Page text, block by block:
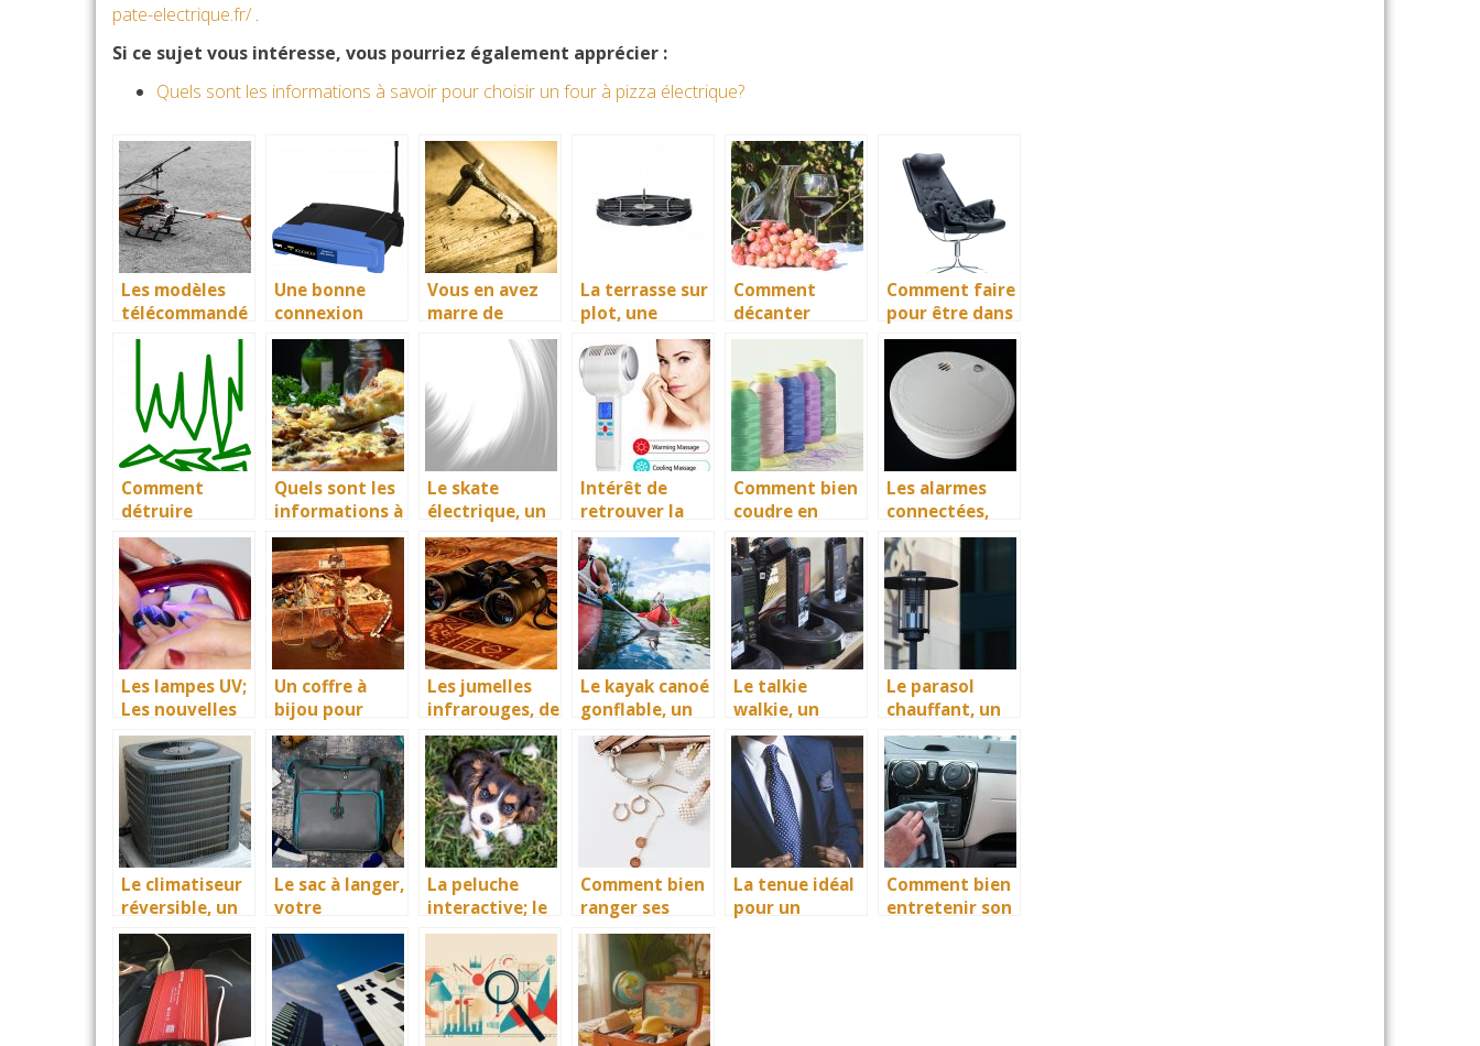
pate-electrique.fr/ .
Si ce sujet vous intéresse, vous pourriez également apprécier :
Quels sont les informations à savoir pour choisir un four à pizza électrique?
Les modèles
télécommandé
s, plus
sophistiqués
que jamais!
Une bonne
connexion
nécessite un
routeur 4g
Vous en avez
marre de
perdre vos
La terrasse sur
plot, une
nouvelle forme
de terrasse
esthétique et à
moindre coût
Comment
décanter
facilement le
Comment faire
pour être dans
le meilleur
confort lors
des parties de
gaming ?
Comment
détruire
minutieuseme
nt des
documents
importants?
Quels sont les
informations à
savoir pour
choisir un four
à pizza
électrique?
Le skate
électrique, un
moyen de
transport
innovateur et
facilitateur
pour assurer
un excellent
déplacement
Intérêt de
retrouver la
santé grâce
aux bienfaits
de l’appareil
crythérapie
Comment bien
coudre en
gagnant du
temps ? La
machine à
broder bien sûr
Les alarmes
connectées,
d’excellents
accessoires de
surveillance
des biens et
des personnes
Les lampes UV;
Les nouvelles
stars de la
cosmétique
Un coffre à
bijou pour
empêcher la
dégradation de
vos bijoux de
valeur
Les jumelles
infrarouges, de
véritables
accessoires de
vision
nocturne pour
tous types
d’activités
nocturne
Le kayak canoé
gonflable, un
bon
équipement de
divertissement
nautique
Le talkie
walkie, un
moyen de
communicatio
n pour tous
Le parasol
chauffant, un
accessoire
idéal de
diffusion de la
chaleur
Le climatiseur
réversible, un
véritable
moyen de
rafraichir
votre cadre de
vie
Le sac à langer,
votre
partenaire
confort dans
vos sorties
avec bébé
La peluche
interactive; le
meilleur
cadeau pour
votre enfant
Comment bien
ranger ses
accessoires ?
La tenue idéal
pour un
Comment bien
entretenir son